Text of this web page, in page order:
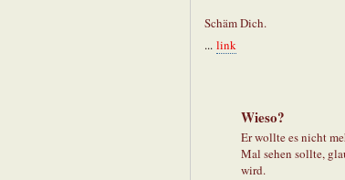
Schäm Dich.
... link
Wieso?
Er wollte es nicht
Mal sehen sollte,
wird.